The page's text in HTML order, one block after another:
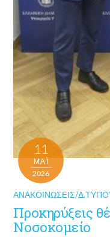
11
ΜΑΪ́
2026
ΑΝΑΚΟΙΝΏΣΕΙΣ/
Προκηρύξεις
Νοσοκομείο